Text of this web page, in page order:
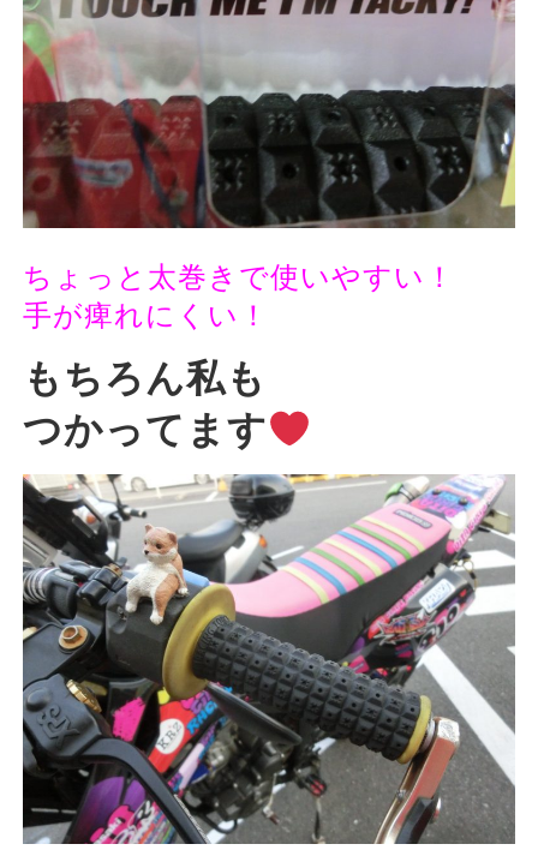
ちょっと太巻きで使いやすい！
手が痺れにくい！
もちろん私も
つかってます